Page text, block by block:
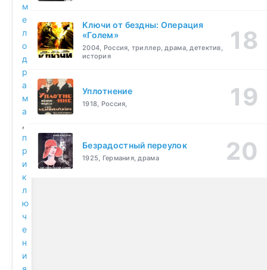
м
е
л
о
д
р
а
м
а
,
п
р
и
к
л
ю
ч
е
н
и
Ключи от бездны: Операция
«Голем»
2004, Россия, триллер, драма, детектив,
история
Уплотнение
1918, Россия,
Безрадостный переулок
1925, Германия, драма